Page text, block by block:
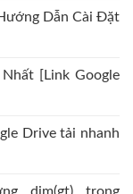
Dẫn Cài Đặt
[Link Google
Drive tải nhanh
dim(gt) trong